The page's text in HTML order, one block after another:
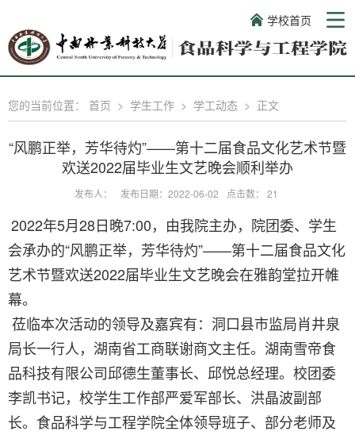
学校首页
您的当前位置： 首页 > 学生工作 > 学工动态 > 正文
“风鹏正举，芳华待灼”——第十二届食品文化艺术节暨
欢送2022届毕业生文艺晚会顺利举办
发布人： 发布日期：2022-06-02 点击数： 21
2022年5月28日晚7:00，由我院主办，院团委、学生
会承办的“风鹏正举，芳华待灼”——第十二届食品文化
艺术节暨欢送2022届毕业生文艺晚会在雅韵堂拉开帷
幕。
莅临本次活动的领导及嘉宾有：洞口县市监局肖井泉
局长一行人，湖南省工商联谢商文主任。湖南雪帝食
品科技有限公司邱德生董事长、邱悦总经理。校团委
李凯书记，校学生工作部严爱军部长、洪晶波副部
长。食品科学与工程学院全体领导班子、部分老师及